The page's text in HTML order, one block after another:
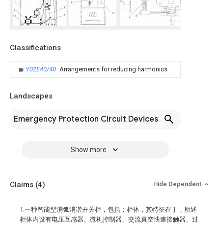
Classifications
Y02E40/40 Arrangements for reducing harmonics
Landscapes
Emergency Protection Circuit Devices
Show more
Claims (4) Hide Dependent
1.一种智能型消弧消谐开关柜，包括：柜体，其特征在于，所述
柜体内设有电压互感器、微机控制器、交流真空快速接触器、过